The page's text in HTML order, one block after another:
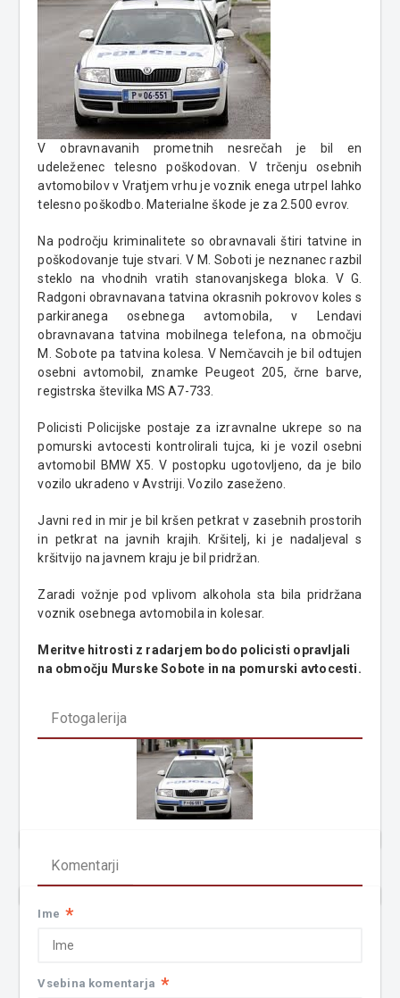
V obravnavanih prometnih nesrečah je bil en
udeleženec telesno poškodovan. V trčenju osebnih
avtomobilov v Vratjem vrhu je voznik enega utrpel lahko
telesno poškodbo. Materialne škode je za 2.500 evrov.
Na področju kriminalitete so obravnavali štiri tatvine in
poškodovanje tuje stvari. V M. Soboti je neznanec razbil
steklo na vhodnih vratih stanovanjskega bloka. V G.
Radgoni obravnavana tatvina okrasnih pokrovov koles s
parkiranega osebnega avtomobila, v Lendavi
obravnavana tatvina mobilnega telefona, na območju
M. Sobote pa tatvina kolesa. V Nemčavcih je bil odtujen
osebni avtomobil, znamke Peugeot 205, črne barve,
registrska številka MS A7-733.
Policisti Policijske postaje za izravnalne ukrepe so na
pomurski avtocesti kontrolirali tujca, ki je vozil osebni
avtomobil BMW X5. V postopku ugotovljeno, da je bilo
vozilo ukradeno v Avstriji. Vozilo zaseženo.
Javni red in mir je bil kršen petkrat v zasebnih prostorih
in petkrat na javnih krajih. Kršitelj, ki je nadaljeval s
kršitvijo na javnem kraju je bil pridržan.
Zaradi vožnje pod vplivom alkohola sta bila pridržana
voznik osebnega avtomobila in kolesar.
Meritve hitrosti z radarjem bodo policisti opravljali
na območju Murske Sobote in na pomurski avtocesti.
Fotogalerija
Komentarji
Ime *
Vsebina komentarja *